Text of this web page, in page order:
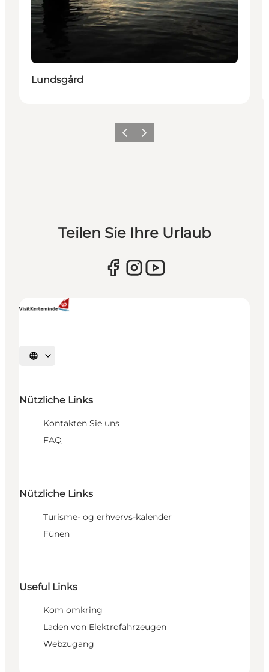
Lundsgård
ZurückWeiter
Teilen Sie Ihre Urlaub
Sprache auswählen
Nützliche Links
Kontakten Sie uns
FAQ
Nützliche Links
Turisme- og erhvervs-kalender
Fünen
Useful Links
Kom omkring
Laden von Elektrofahrzeugen
Webzugang